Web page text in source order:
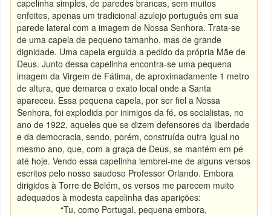
capelinha simples, de paredes brancas, sem muitos
enfeites, apenas um tradicional azulejo português em sua
parede lateral com a imagem de Nossa Senhora. Trata-se
de uma capela de pequeno tamanho, mas de grande
dignidade. Uma capela erguida a pedido da própria Mãe de
Deus. Junto dessa capelinha encontra-se uma pequena
imagem da Virgem de Fátima, de aproximadamente 1 metro
de altura, que demarca o exato local onde a Santa
apareceu. Essa pequena capela, por ser fiel a Nossa
Senhora, foi explodida por inimigos da fé, os socialistas, no
ano de 1922, aqueles que se dizem defensores da liberdade
e da democracia, sendo, porém, construída outra igual no
mesmo ano, que, com a graça de Deus, se mantém em pé
até hoje. Vendo essa capelinha lembrei-me de alguns versos
escritos pelo nosso saudoso Professor Orlando. Embora
dirigidos à Torre de Belém, os versos me parecem muito
adequados à modesta capelinha das aparições:
“Tu, como Portugal, pequena embora,